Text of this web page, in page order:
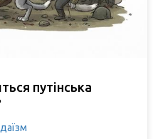
путінська